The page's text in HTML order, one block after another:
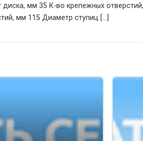
мм 35 К-во крепежных
мм 115 Диаметр ступиц [...]